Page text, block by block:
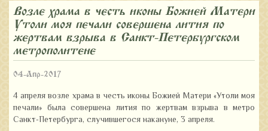
Возле храма в честь иконы Божией Матери
«Утоли моя печали» совершена лития по
жертвам взрыва в Санкт-Петербургском
метрополитене
04-Апр-2017
4 апреля возле храма в честь иконы Божией Матери «Утоли моя
печали» была совершена лития по жертвам взрыва в метро
Санкт‑Петербурга, случившегося накануне, 3 апреля.